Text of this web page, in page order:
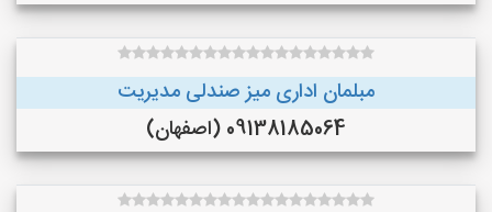
مبلمان اداری میز صندلی مدیریت
09138185064 (اصفهان)